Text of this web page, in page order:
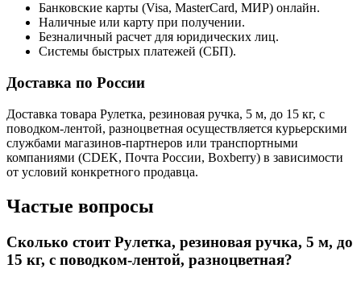
Банковские карты (Visa, MasterCard, МИР) онлайн.
Наличные или карту при получении.
Безналичный расчет для юридических лиц.
Системы быстрых платежей (СБП).
Доставка по России
Доставка товара Рулетка, резиновая ручка, 5 м, до 15 кг, с
поводком-лентой, разноцветная осуществляется курьерскими
службами магазинов-партнеров или транспортными
компаниями (CDEK, Почта России, Boxberry) в зависимости
от условий конкретного продавца.
Частые вопросы
Сколько стоит Рулетка, резиновая ручка, 5 м, до
15 кг, с поводком-лентой, разноцветная?